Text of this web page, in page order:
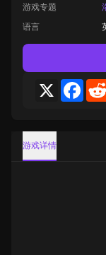
游戏专题
语言
X
游戏详情